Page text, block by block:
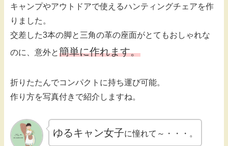
キャンプやアウトドアで使えるハンティングチェアを作
りました。
交差した3本の脚と三角の革の座面がとてもおしゃれな
のに、意外と簡単に作れます。
折りたたんでコンパクトに持ち運び可能。
作り方を写真付きで紹介しますね。
ゆるキャン女子に憧れて～・・・。